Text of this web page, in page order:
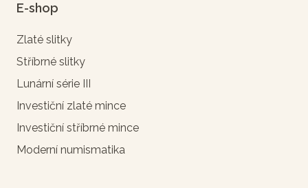
E-shop
Zlaté slitky
Stříbrné slitky
Lunární série III
Investiční zlaté mince
Investiční stříbrné mince
Moderní numismatika